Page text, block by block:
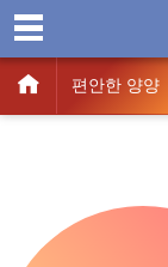
편안한 양양